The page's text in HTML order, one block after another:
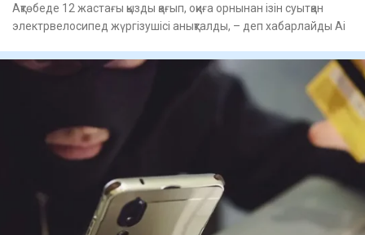
Ақтөбеде 12 жастағы қызды қағып, оқиға орнынан ізін суытқан
электрвелосипед жүргізушісі анықталды, – деп хабарлайды Ai